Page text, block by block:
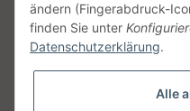
Unsere Communities
ändern (Fingerabdruck-
finden Sie unter
Datenschutzerklärung.
Alle